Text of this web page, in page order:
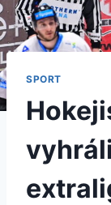
SPORT